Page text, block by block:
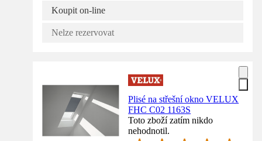
Koupit on-line
Nelze rezervovat
Plisé na střešní okno VELUX
FHC C02 1163S
Toto zboží zatím nikdo
nehodnotil.